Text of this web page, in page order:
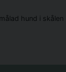
hund i skålen